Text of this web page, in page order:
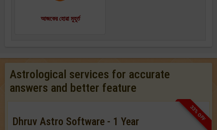
আজকের হোৱা মুহূর্ত
Astrological services for accurate
answers and better feature
33% OFF
Dhruv Astro Software - 1 Year